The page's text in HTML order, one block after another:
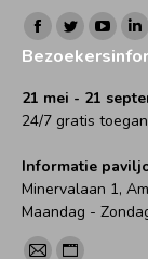
Vind ons op:
Facebook
page
opens
in
window
Twitter
page
opens
in
window
page
opens
in
window
in
21 mei - 21
24/7 gratis
Informatie
Minervalaan 1,
Maandag -
Vind ons op: